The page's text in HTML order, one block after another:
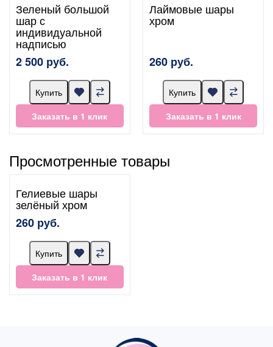
Зеленый большой
шар с
индивидуальной
надписью
2 500 руб.
Купить
Заказать в 1 клик
Лаймовые шары
хром
260 руб.
Купить
Заказать в 1 клик
Просмотренные товары
Гелиевые шары
зелёный хром
260 руб.
Купить
Заказать в 1 клик